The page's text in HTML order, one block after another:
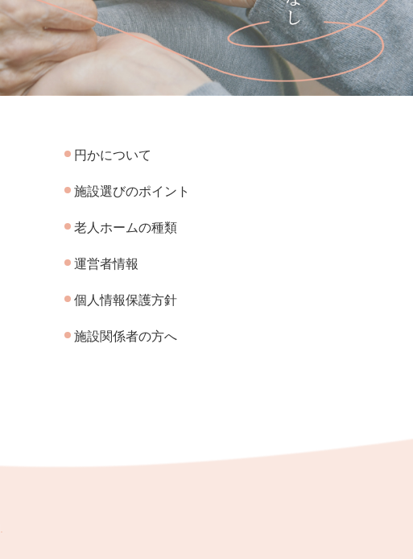
円かについて
施設選びのポイント
老人ホームの種類
運営者情報
個人情報保護方針
施設関係者の方へ